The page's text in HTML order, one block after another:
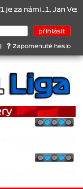
Jan Veselý , 2.
Zapomenuté heslo